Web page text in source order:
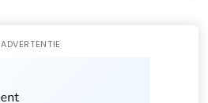
ADVERTENTIE